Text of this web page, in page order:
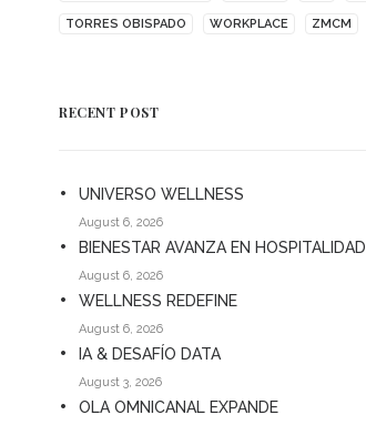
TORRES OBISPADO WORKPLACE ZMCM
RECENT POST
UNIVERSO WELLNESS
August 6, 2026
BIENESTAR AVANZA EN HOSPITALIDAD
August 6, 2026
WELLNESS REDEFINE
August 6, 2026
IA & DESAFÍO DATA
August 3, 2026
OLA OMNICANAL EXPANDE